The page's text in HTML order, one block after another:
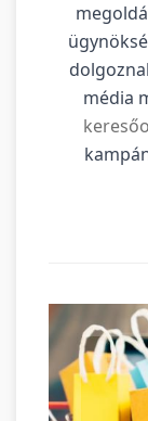
média